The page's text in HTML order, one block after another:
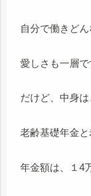
自分で働きど
愛しさも一層
だけど、中身は
老齢基礎年金と
年金額は、１4